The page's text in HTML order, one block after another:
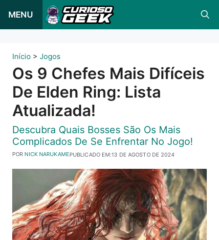
para
conteúdo
MENU
Início > Jogos
Os 9 Chefes Mais Difíceis
De Elden Ring: Lista
Atualizada!
Descubra Quais Bosses São Os Mais
Complicados De Se Enfrentar No Jogo!
PUBLICADO EM:13 DE AGOSTO DE 2024
POR NICK NARUKAME